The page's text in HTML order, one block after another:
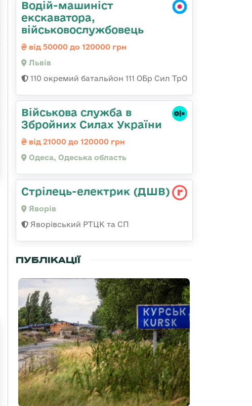
Водій-машиніст
екскаватора,
військовослужбовець
від 50000 до 120000 грн
Львів
110 окремий батальйон 111 ОБр Сил ТрО
Військова служба в
Збройних Силах України
від 21000 до 120000 грн
Одеса, Одеська область
Стрілець-електрик (ДШВ)
Яворів
Яворівський РТЦК та СП
ПУБЛІКАЦІЇ